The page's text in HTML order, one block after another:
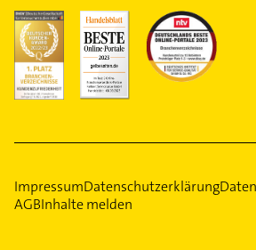
ImpressumDatenschutzerklärung
AGBInhalte melden